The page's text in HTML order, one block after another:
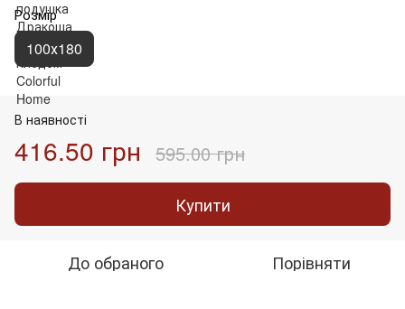
Розмір
100х180
В наявності
416.50 грн 595.00 грн
Купити
До обраного Порівняти